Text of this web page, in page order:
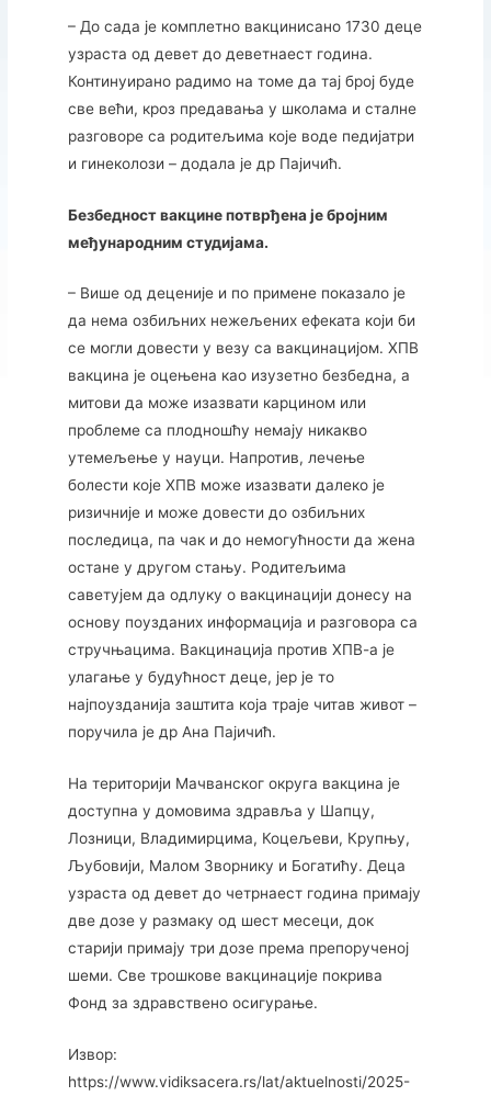
– До сада је комплетно вакцинисано 1730 деце
узраста од девет до деветнаест година.
Континуирано радимо на томе да тај број буде
све већи, кроз предавања у школама и сталне
разговоре са родитељима које воде педијатри
и гинеколози – додала је др Пајичић.
Безбедност вакцине потврђена је бројним
међународним студијама.
– Више од деценије и по примене показало је
да нема озбиљних нежељених ефеката који би
се могли довести у везу са вакцинацијом. ХПВ
вакцина је оцењена као изузетно безбедна, а
митови да може изазвати карцином или
проблеме са плодношћу немају никакво
утемељење у науци. Напротив, лечење
болести које ХПВ може изазвати далеко је
ризичније и може довести до озбиљних
последица, па чак и до немогућности да жена
остане у другом стању. Родитељима
саветујем да одлуку о вакцинацији донесу на
основу поузданих информација и разговора са
стручњацима. Вакцинација против ХПВ-а је
улагање у будућност деце, јер је то
најпоузданија заштита која траје читав живот –
поручила је др Ана Пајичић.
На територији Мачванског округа вакцина је
доступна у домовима здравља у Шапцу,
Лозници, Владимирцима, Коцељеви, Крупњу,
Љубовији, Малом Зворнику и Богатићу. Деца
узраста од девет до четрнаест година примају
две дозе у размаку од шест месеци, док
старији примају три дозе према препорученој
шеми. Све трошкове вакцинације покрива
Фонд за здравствено осигурање.
Извор:
https://www.vidiksacera.rs/lat/aktuelnosti/2025-